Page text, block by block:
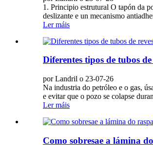
1. Principio estrutural O tapón da
deslizante e un mecanismo
Ler máis
Diferentes tipos de tubos
por Landril o 23-07-26
Na industria do petróleo e o gas,
e evitar que o pozo se colapse
Ler máis
Como sobresae a lámina